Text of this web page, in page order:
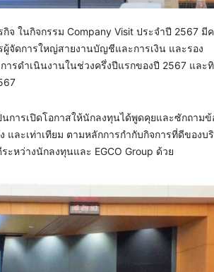
จ ในกิจกรรม Company Visit ประจำปี 2567 มี
ผู้จัดการใหญ่สายงานบัญชีและการเงิน และรอง
รดำเนินงานในช่วงครึ่งปีแรกของปี 2567 และ
นการเปิดโอกาสให้นักลงทุนได้พูดคุยและซักถาม
และเท่าเทียม ตามหลักการกำกับกิจการที่ดีของบ
หว่างนักลงทุนและ EGCO Group ด้วย